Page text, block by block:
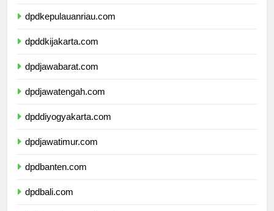
dpdkepulauanriau.com
dpddkijakarta.com
dpdjawabarat.com
dpdjawatengah.com
dpddiyogyakarta.com
dpdjawatimur.com
dpdbanten.com
dpdbali.com